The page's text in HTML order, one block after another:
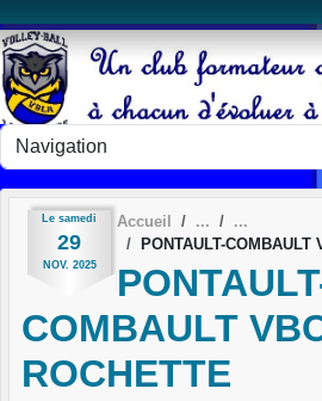
Le samedi
29
NOV. 2025
Accueil
PONTAULT-COMBAULT
COMBAULT
ROCHETTE